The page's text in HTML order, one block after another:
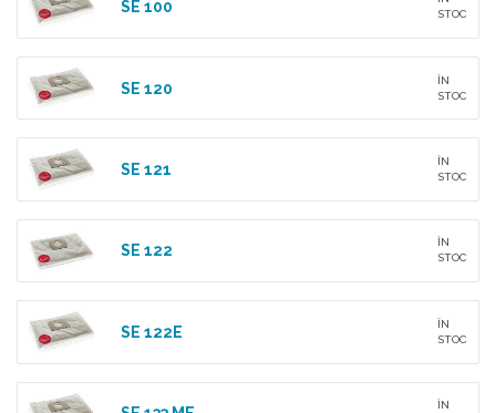
SE 100
STOC
SE 120
ÎN
STOC
SE 121
ÎN
STOC
SE 122
ÎN
STOC
SE 122E
ÎN
STOC
ÎN